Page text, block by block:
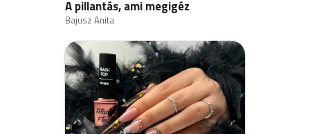
A pillantás, ami megigéz
Bajusz Anita